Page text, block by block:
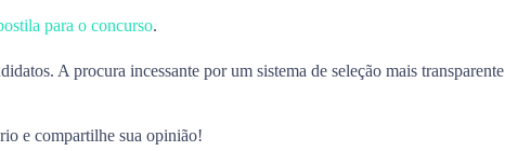
para o concurso.
A procura incessante por um sistema de seleção mais transparente
e compartilhe sua opinião!